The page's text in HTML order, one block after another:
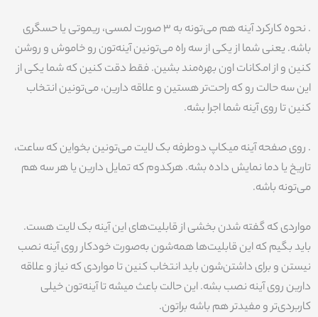
. نحوه کارکرد آینه هم می‌تونه به‌ 3 صورت لمسی، ریموتی یا حسگری
باشه. یعنی شما از یکی از سه راه می‌تونین آینه‌تون رو خاموش و روشن
کنین و از امکانات اون بهره‌مند بشین. فقط دقت کنین که شما یکی از
این سه حالت رو که راحت‌تر هستین و علاقه دارین، می‌تونین انتخاب
کنین تا روی آینه شما اجرا بشه.
. روی صفحه آینه میکاپ دوطرفه بک‌ لایت می‌تونین بخواین که ساعت،
تاریخ یا دما نمایش داده بشه. هرکدوم که تمایل دارین یا هر سه هم
می‌تونه باشه.
مواردی که گفته شدن بخشی از قابلیت‌های این آینه بک لایت هست.
باید بگیم که این قابلیت‌ها همه‌شون به‌صورت خودکار روی آینه نصب
نیستن و برای داشتن‌شون باید انتخاب کنین تا مواردی که نیاز و علاقه
دارین روی آینه نصب بشه. این حالت باعث میشه تا آینه‌تون خیلی
کاربردی‌تر و مفیدتر هم باشه براتون.